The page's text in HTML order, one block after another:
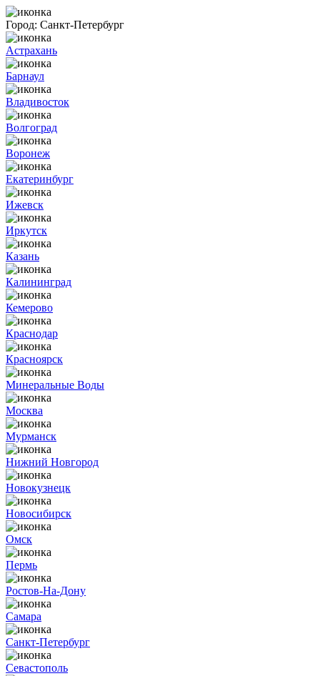
Город: Санкт-Петербург
Астрахань
Барнаул
Владивосток
Волгоград
Воронеж
Екатеринбург
Ижевск
Иркутск
Казань
Калининград
Кемерово
Краснодар
Красноярск
Минеральные Воды
Москва
Мурманск
Нижний Новгород
Новокузнецк
Новосибирск
Омск
Пермь
Ростов-На-Дону
Самара
Санкт-Петербург
Севастополь